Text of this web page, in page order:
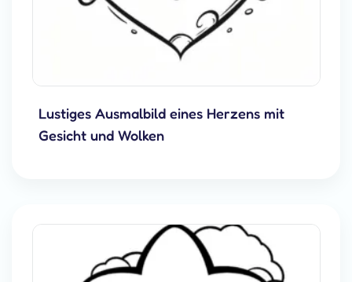
Lustiges Ausmalbild eines Herzens mit
Gesicht und Wolken